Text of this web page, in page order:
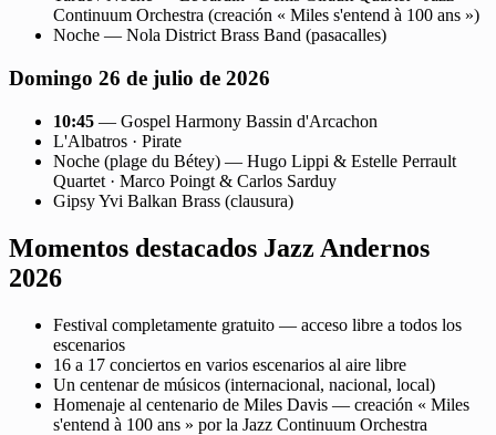
Continuum Orchestra (creación « Miles s'entend à 100 ans »)
Noche — Nola District Brass Band (pasacalles)
Domingo 26 de julio de 2026
10:45 — Gospel Harmony Bassin d'Arcachon
L'Albatros · Pirate
Noche (plage du Bétey) — Hugo Lippi & Estelle Perrault
Quartet · Marco Poingt & Carlos Sarduy
Gipsy Yvi Balkan Brass (clausura)
Momentos destacados Jazz Andernos
2026
Festival completamente gratuito — acceso libre a todos los
escenarios
16 a 17 conciertos en varios escenarios al aire libre
Un centenar de músicos (internacional, nacional, local)
Homenaje al centenario de Miles Davis — creación « Miles
s'entend à 100 ans » por la Jazz Continuum Orchestra